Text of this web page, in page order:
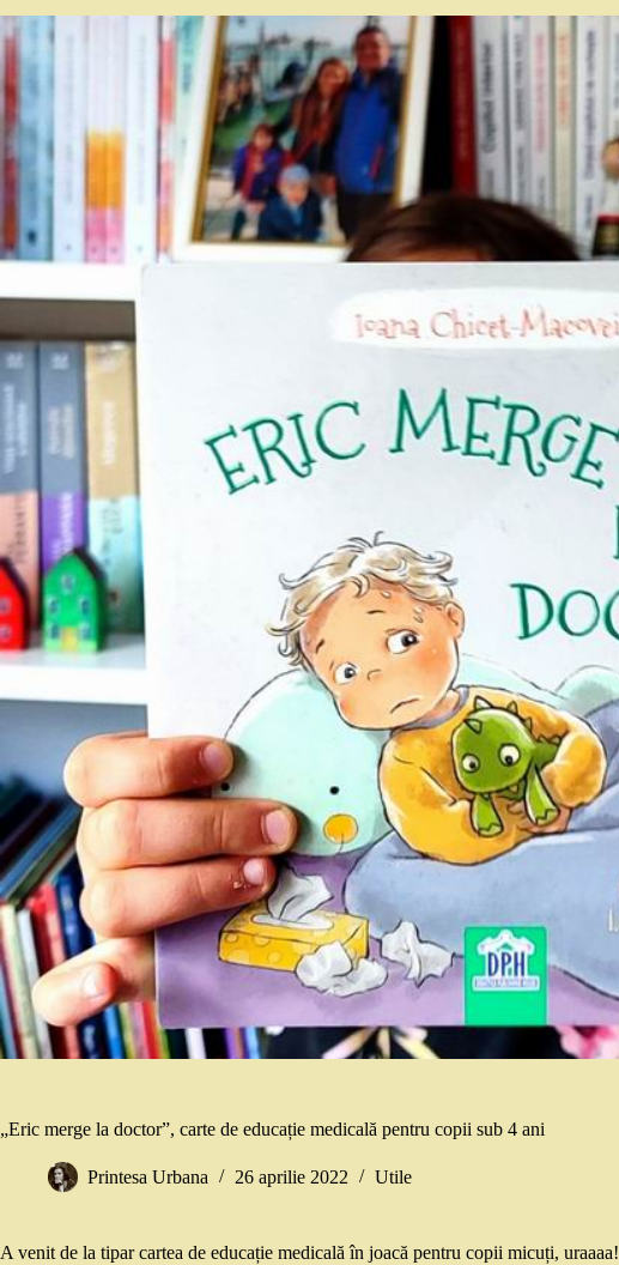
„Eric merge la doctor”, carte de educație medicală pentru copii sub 4 ani
Printesa Urbana 26 aprilie 2022 Utile
A venit de la tipar cartea de educație medicală în joacă pentru copii micuți, uraaaa!